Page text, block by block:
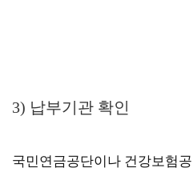
3) 납부기관 확인
국민연금공단이나 건강보험